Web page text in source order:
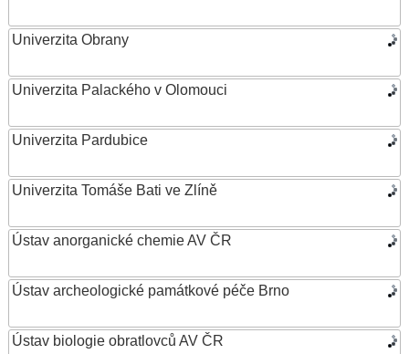
Univerzita Obrany
Univerzita Palackého v Olomouci
Univerzita Pardubice
Univerzita Tomáše Bati ve Zlíně
Ústav anorganické chemie AV ČR
Ústav archeologické památkové péče Brno
Ústav biologie obratlovců AV ČR